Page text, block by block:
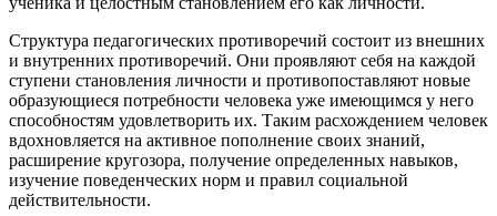
Структура педагогических противоречий состоит из внешних
и внутренних противоречий. Они проявляют себя на каждой
ступени становления личности и противопоставляют новые
образующиеся потребности человека уже имеющимся у него
способностям удовлетворить их. Таким расхождением человек
вдохновляется на активное пополнение своих знаний,
расширение кругозора, получение определенных навыков,
изучение поведенческих норм и правил социальной
действительности.